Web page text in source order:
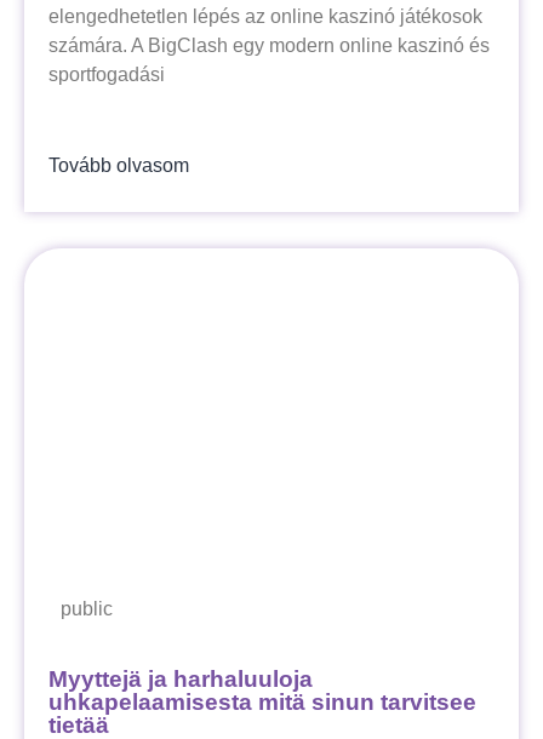
elengedhetetlen lépés az online kaszinó játékosok
számára. A BigClash egy modern online kaszinó és
sportfogadási
Tovább olvasom
public
Myyttejä ja harhaluuloja
uhkapelaamisesta mitä sinun tarvitsee
tietää